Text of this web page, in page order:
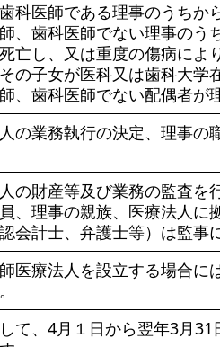
科医師である理事のうちか
、歯科医師でない理事の
亡し、又は重度の傷病によ
の子女が医科又は歯科大学
、歯科医師でない配偶者が
の業務執行の決定、理事の
の財産等及び業務の監査を
、理事の親族、医療法人に
会計士、弁護士等）は監事
医療法人を設立する場合に
て、4月１日から翌年3月